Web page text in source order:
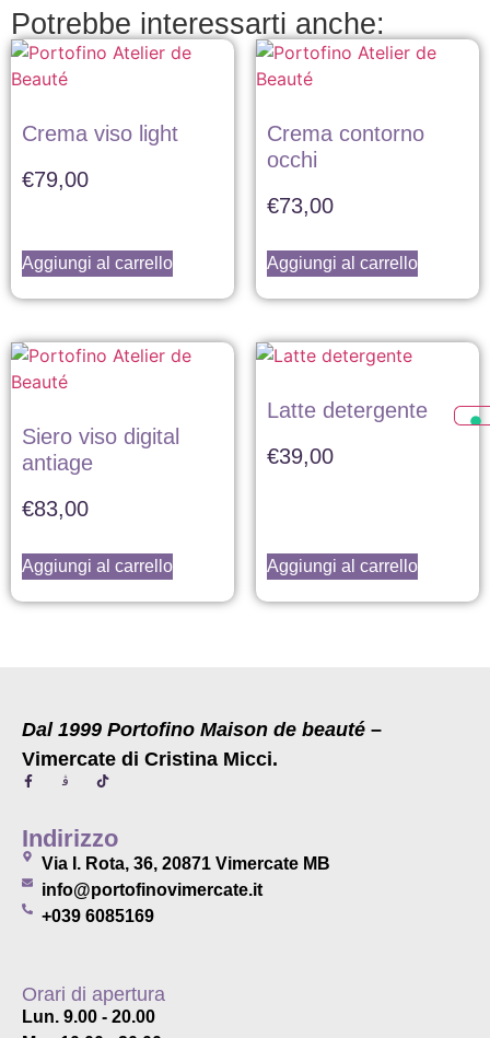
Potrebbe interessarti anche:
Crema viso light
€79,00
Aggiungi al carrello
Crema contorno
occhi
€73,00
Aggiungi al carrello
Siero viso digital
antiage
€83,00
Aggiungi al carrello
Latte detergente
€39,00
Aggiungi al carrello
Dal 1999 Portofino Maison de beauté –
Vimercate di Cristina Micci.
Indirizzo
Via I. Rota, 36, 20871 Vimercate MB
info@portofinovimercate.it
+039 6085169
Orari di apertura
Lun. 9.00 - 20.00